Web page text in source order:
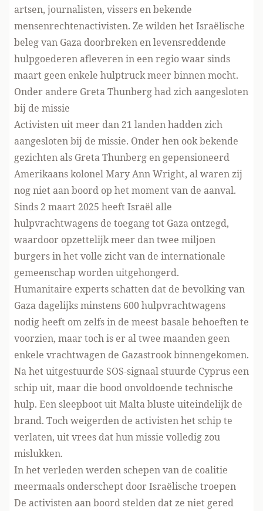
artsen, journalisten, vissers en bekende
mensenrechtenactivisten. Ze wilden het Israëlische
beleg van Gaza doorbreken en levensreddende
hulpgoederen afleveren in een regio waar sinds
maart geen enkele hulptruck meer binnen mocht.
Onder andere Greta Thunberg had zich aangesloten
bij de missie
Activisten uit meer dan 21 landen hadden zich
aangesloten bij de missie. Onder hen ook bekende
gezichten als Greta Thunberg en gepensioneerd
Amerikaans kolonel Mary Ann Wright, al waren zij
nog niet aan boord op het moment van de aanval.
Sinds 2 maart 2025 heeft Israël alle
hulpvrachtwagens de toegang tot Gaza ontzegd,
waardoor opzettelijk meer dan twee miljoen
burgers in het volle zicht van de internationale
gemeenschap worden uitgehongerd.
Humanitaire experts schatten dat de bevolking van
Gaza dagelijks minstens 600 hulpvrachtwagens
nodig heeft om zelfs in de meest basale behoeften te
voorzien, maar toch is er al twee maanden geen
enkele vrachtwagen de Gazastrook binnengekomen.
Na het uitgestuurde SOS-signaal stuurde Cyprus een
schip uit, maar die bood onvoldoende technische
hulp. Een sleepboot uit Malta bluste uiteindelijk de
brand. Toch weigerden de activisten het schip te
verlaten, uit vrees dat hun missie volledig zou
mislukken.
In het verleden werden schepen van de coalitie
meermaals onderschept door Israëlische troepen
De activisten aan boord stelden dat ze niet gered